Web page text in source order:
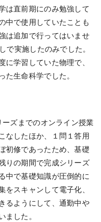
は直前期にのみ勉強して
中で使用していたことも
は追加で行ってはいませ
で実施したのみでした。
に学習していた物理で、
た生命科学でした。
ズまでのオンライン授業
なしたほか、１問１答用
初修であったため、基礎
りの期間で完成シリーズ
中で基礎知識が圧倒的に
をスキャンして電子化、
るようにして、通勤中や
ました。